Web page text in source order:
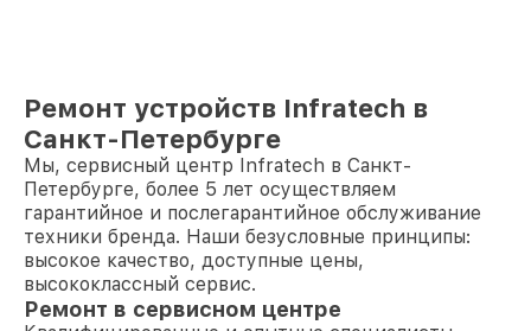
Ремонт устройств Infratech в
Санкт-Петербурге
Мы, сервисный центр Infratech в Санкт-
Петербурге, более 5 лет осуществляем
гарантийное и послегарантийное обслуживание
техники бренда. Наши безусловные принципы:
высокое качество, доступные цены,
высококлассный сервис.
Ремонт в сервисном центре